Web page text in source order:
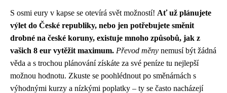
S osmi eury v kapse se otevírá svět možností! Ať už plánujete
výlet do České republiky, nebo jen potřebujete směnit
drobné na české koruny, existuje mnoho způsobů, jak z
vašich 8 eur vytěžit maximum. Převod měny nemusí být žádná
věda a s trochou plánování získáte za své peníze tu nejlepší
možnou hodnotu. Zkuste se poohlédnout po směnárnách s
výhodnými kurzy a nízkými poplatky – ty se často nacházejí